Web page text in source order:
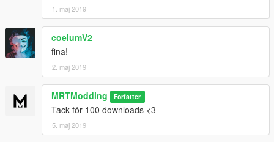
1. maj 2019
coelumV2
fina!
2. maj 2019
MRTModding Forfatter
Tack för 100 downloads <3
5. maj 2019